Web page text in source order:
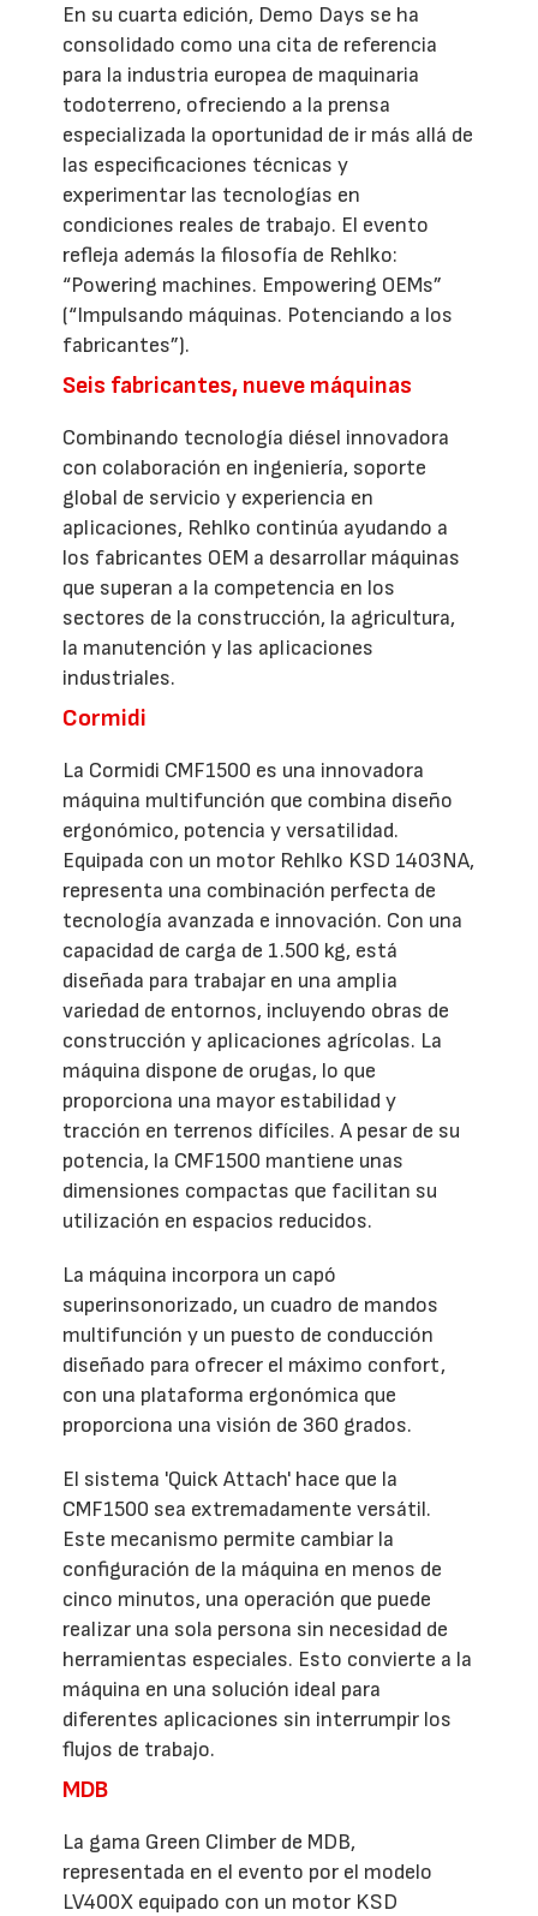
En su cuarta edición, Demo Days se ha
consolidado como una cita de referencia
para la industria europea de maquinaria
todoterreno, ofreciendo a la prensa
especializada la oportunidad de ir más allá de
las especificaciones técnicas y
experimentar las tecnologías en
condiciones reales de trabajo. El evento
refleja además la filosofía de Rehlko:
“Powering machines. Empowering OEMs”
(“Impulsando máquinas. Potenciando a los
fabricantes”).
Seis fabricantes, nueve máquinas
Combinando tecnología diésel innovadora
con colaboración en ingeniería, soporte
global de servicio y experiencia en
aplicaciones, Rehlko continúa ayudando a
los fabricantes OEM a desarrollar máquinas
que superan a la competencia en los
sectores de la construcción, la agricultura,
la manutención y las aplicaciones
industriales.
Cormidi
La Cormidi CMF1500 es una innovadora
máquina multifunción que combina diseño
ergonómico, potencia y versatilidad.
Equipada con un motor Rehlko KSD 1403NA,
representa una combinación perfecta de
tecnología avanzada e innovación. Con una
capacidad de carga de 1.500 kg, está
diseñada para trabajar en una amplia
variedad de entornos, incluyendo obras de
construcción y aplicaciones agrícolas. La
máquina dispone de orugas, lo que
proporciona una mayor estabilidad y
tracción en terrenos difíciles. A pesar de su
potencia, la CMF1500 mantiene unas
dimensiones compactas que facilitan su
utilización en espacios reducidos.
La máquina incorpora un capó
superinsonorizado, un cuadro de mandos
multifunción y un puesto de conducción
diseñado para ofrecer el máximo confort,
con una plataforma ergonómica que
proporciona una visión de 360 grados.
El sistema 'Quick Attach' hace que la
CMF1500 sea extremadamente versátil.
Este mecanismo permite cambiar la
configuración de la máquina en menos de
cinco minutos, una operación que puede
realizar una sola persona sin necesidad de
herramientas especiales. Esto convierte a la
máquina en una solución ideal para
diferentes aplicaciones sin interrumpir los
flujos de trabajo.
MDB
La gama Green Climber de MDB,
representada en el evento por el modelo
LV400X equipado con un motor KSD